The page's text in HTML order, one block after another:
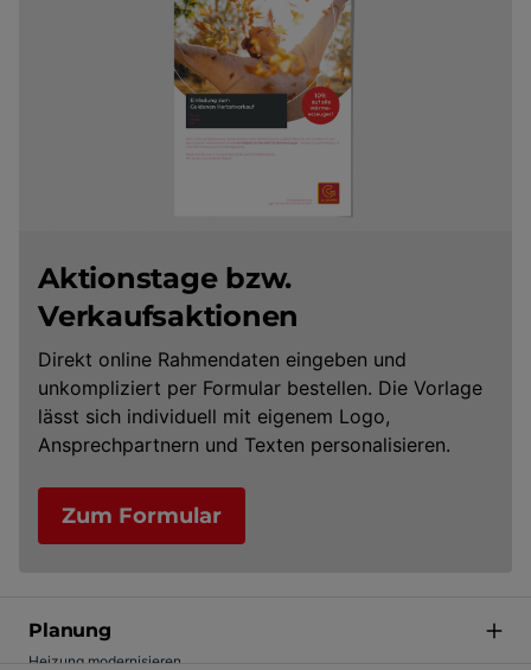
Aktionstage bzw.
Verkaufsaktionen
Direkt online Rahmendaten eingeben und
unkompliziert per Formular bestellen. Die Vorlage
lässt sich individuell mit eigenem Logo,
Ansprechpartnern und Texten personalisieren.
Zum Formular
Planung
Heizung modernisieren